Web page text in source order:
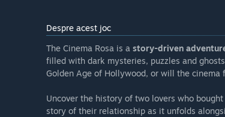
Despre acest joc
The Cinema Rosa is a story-driven
filled with dark mysteries, puzzles and
Golden Age of Hollywood, or will the cinema
Uncover the history of two lovers who
story of their relationship as it unfolds